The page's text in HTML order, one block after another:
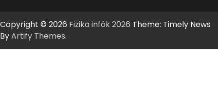
Copyright © 2026 Fizika infók 2026 Theme: Timely News
ByArtify Themes.